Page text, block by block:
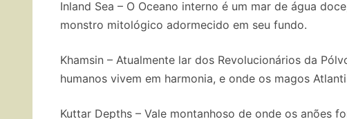
Inland Sea – O Oceano interno é um mar de água
monstro mitológico adormecido em seu fundo.
Khamsin – Atualmente lar dos Revolucionários da
humanos vivem em harmonia, e onde os magos
Kuttar Depths – Vale montanhoso de onde os anões